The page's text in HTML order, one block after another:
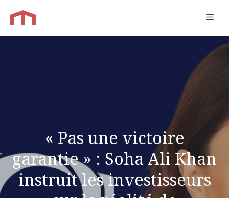
contenu
« Pas une victoire
garantie » : Soha Ali Khan
instruit les investisseurs